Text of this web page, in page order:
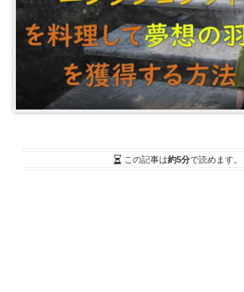
この記事は約5分で読めます。